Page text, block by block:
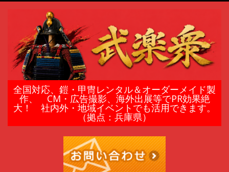
鎧
甲
全国対応、鎧・甲冑レンタル＆オーダーメイド製
作、 CM・広告撮影、海外出展等でPR効果絶
大！ 社内外・地域イベントでも活用できます。
（拠点：兵庫県）